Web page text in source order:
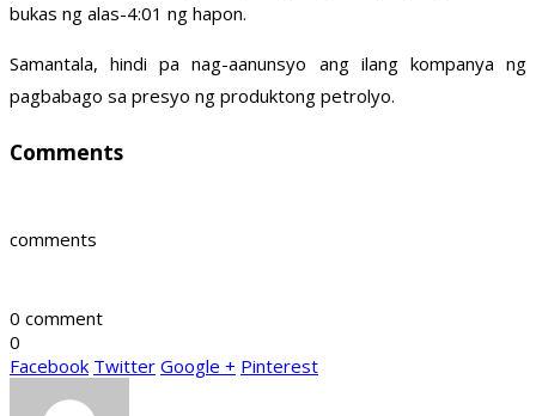
bukas ng alas-4:01 ng hapon.
Samantala, hindi pa nag-aanunsyo ang ilang kompanya ng
pagbabago sa presyo ng produktong petrolyo.
Comments
comments
0 comment
0
Facebook Twitter Google + Pinterest